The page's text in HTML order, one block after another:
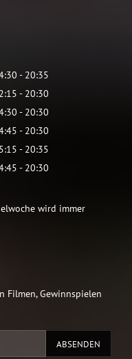
- 20:35
- 20:30
- 20:30
- 20:30
- 20:35
- 20:30
wird immer
Filmen, Gewinnspielen